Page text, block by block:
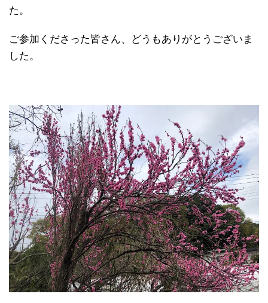
た。
ご参加くださった皆さん、どうもありがとうございま
した。